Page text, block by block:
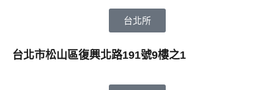
台北所
台北市松山區復興北路191號9樓之1